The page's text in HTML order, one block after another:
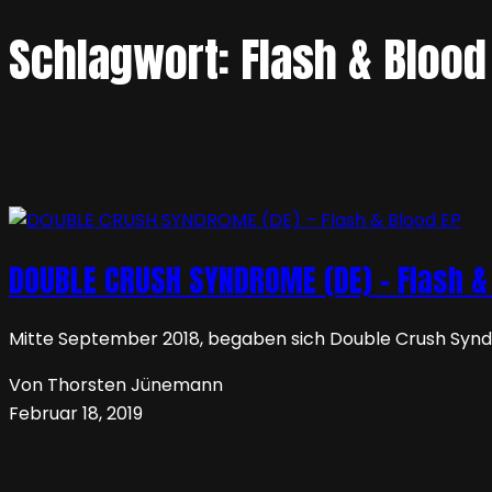
Schlagwort: Flash &
DOUBLE CRUSH SYNDROME (DE) – Flash
Mitte September 2018, begaben sich Double Crush
Von Thorsten Jünemann
Februar 18, 2019